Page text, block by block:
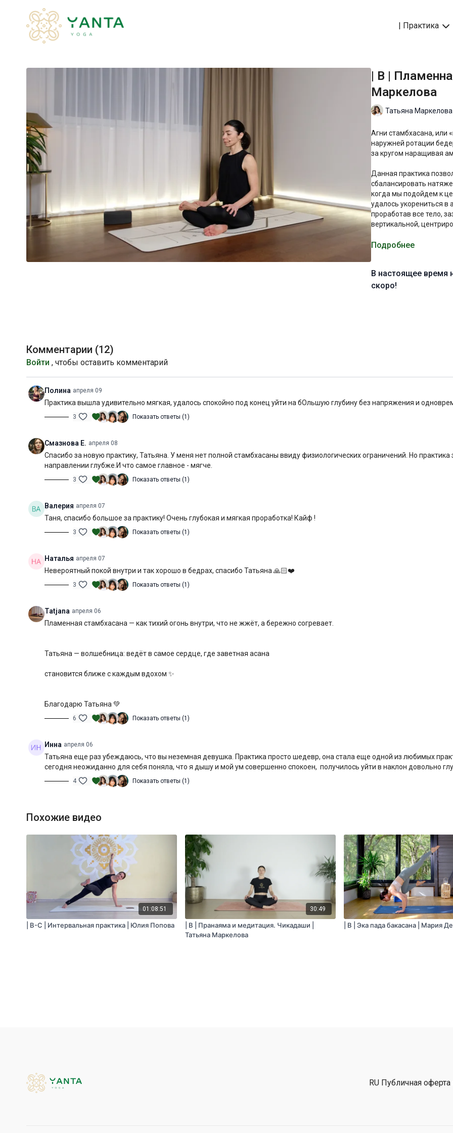
| Практика
| B |
Маркелова
Татьяна Маркелова
Агни стамбхасана, или
наружней ротации
за кругом наращивая
Данная практика
сбалансировать
когда мы подойдем к
удалось укорениться в
проработав все тело,
вертикальной,
Пожалуйста,
Желаю вам
Нагрузка:средняя
Подробнее
В настоящее время
скоро!
Комментарии (12)
Войти , чтобы оставить комментарий
Полина апреля 09
Практика вышла удивительно мягкая, удалось спокойно под конец уйти на бОльшую глубину без напряжения и
3 Показать ответы (1)
Смазнова Е. апреля 08
Спасибо за новую практику, Татьяна. У меня нет полной стамбхасаны ввиду физиологических ограничений. Но
направлении глубже.И что самое главное - мягче.
3 Показать ответы (1)
Валерия апреля 07
Таня, спасибо большое за практику! Очень глубокая и мягкая проработка! Кайф !
3 Показать ответы (1)
Наталья апреля 07
Невероятный покой внутри и так хорошо в бедрах, спасибо Татьяна 🙏🏻❤️
3 Показать ответы (1)
Tatjana апреля 06
Пламенная стамбхасана — как тихий огонь внутри, что не жжёт, а бережно согревает.
Татьяна — волшебница: ведёт в самое сердце, где заветная асана
становится ближе с каждым вдохом ✨
Благодарю Татьяна 💚
6 Показать ответы (1)
Инна апреля 06
Татьяна еще раз убеждаюсь, что вы неземная девушка. Практика просто шедевр, она стала еще одной из любимых
сегодня неожиданно для себя поняла, что я дышу и мой ум совершенно спокоен, получилось уйти в наклон довольно
4 Показать ответы (1)
Похожие видео
01:08:51
| B-C | Интервальная практика | Юлия Попова
30:49
| B | Пранаяма и медитация. Чикадаши |
Татьяна Маркелова
| B | Эка пада бакасана | Мария
RU Публичная